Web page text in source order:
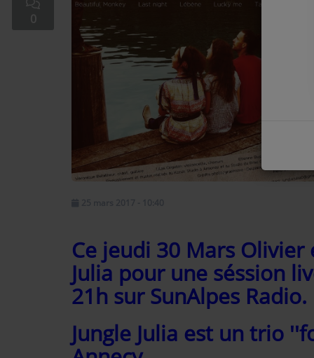
TITRES DIFFUSÉS
NOS PARTENAIRES
COMMENT NOUS ÉCOUTER ?
DÉDICACES
LE T'CHAT DES AUDITEURS
0
Ce jeudi 30 Mars
Julia pour une séssion
21h sur SunAlpes Radio.
Jungle Julia est un trio